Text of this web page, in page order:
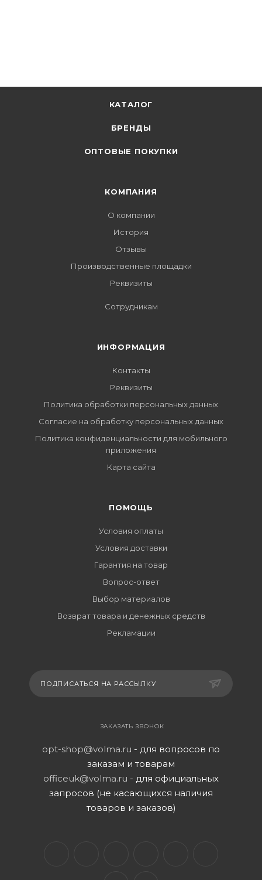
КАТАЛОГ
БРЕНДЫ
ОПТОВЫЕ ПОКУПКИ
КОМПАНИЯ
О компании
История
Отзывы
Производственные площадки
Реквизиты
Сотрудникам
ИНФОРМАЦИЯ
Контакты
Реквизиты
Политика обработки персональных данных
Согласие на обработку персональных данных
Политика конфиденциальности для мобильного
приложения
Карта сайта
ПОМОЩЬ
Условия оплаты
Условия доставки
Гарантия на товар
Вопрос-ответ
Выбор материалов
Возврат товара и денежных средств
Рекламации
ПОДПИСАТЬСЯ НА РАССЫЛКУ
ЗАКАЗАТЬ ЗВОНОК
opt-shop@volma.ru - для вопросов по
заказам и товарам
officeuk@volma.ru - для официальных
запросов (не касающихся наличия
товаров и заказов)